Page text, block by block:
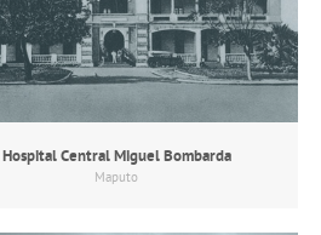
Hospital Central Miguel Bombarda
Maputo